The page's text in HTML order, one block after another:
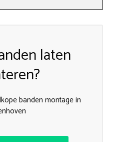
laten
banden montage in